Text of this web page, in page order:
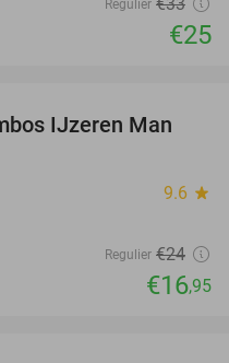
Regulier
€25
29%
IJzeren Man
9.6 star
Regulier €24
€16,95